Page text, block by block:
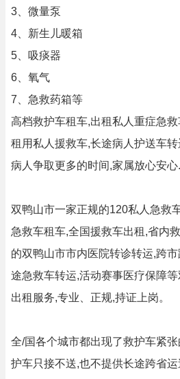
3、微量泵
4、新生儿暖箱
5、吸痰器
6、氧气
7、急救药箱等
高档救护车租车,出租私人重症急
租用私人援救车,长途病人护送车
病人争取更多的时间,家属放心安
双鸭山市一家正规的120私人急救
急救车租车,全国援救车出租,省内
的双鸭山市市内医院转诊转运,跨
途急救车转运,活动赛事医疗保障
出租服务,专业、正规,持证上岗。
全/国各个城市都出现了救护车紧
护车只接不送,也不提供长途跨省